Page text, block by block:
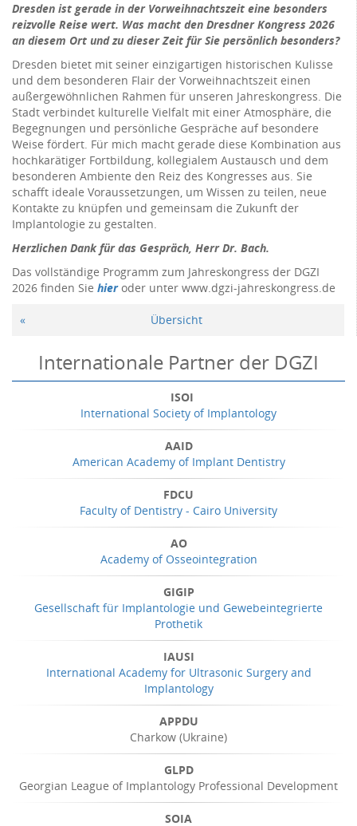
Dresden ist gerade in der Vorweihnachtszeit eine besonders
reizvolle Reise wert. Was macht den Dresdner Kongress 2026
an diesem Ort und zu dieser Zeit für Sie persönlich besonders?
Dresden bietet mit seiner einzigartigen historischen Kulisse
und dem besonderen Flair der Vorweihnachtszeit einen
außergewöhnlichen Rahmen für unseren Jahreskongress. Die
Stadt verbindet kulturelle Vielfalt mit einer Atmosphäre, die
Begegnungen und persönliche Gespräche auf besondere
Weise fördert. Für mich macht gerade diese Kombination aus
hochkarätiger Fortbildung, kollegialem Austausch und dem
besonderen Ambiente den Reiz des Kongresses aus. Sie
schafft ideale Voraussetzungen, um Wissen zu teilen, neue
Kontakte zu knüpfen und gemeinsam die Zukunft der
Implantologie zu gestalten.
Herzlichen Dank für das Gespräch, Herr Dr. Bach.
Das vollständige Programm zum Jahreskongress der DGZI
2026 finden Sie hieroder unter www.dgzi-jahreskongress.de
Übersicht
«
Internationale Partner der DGZI
ISOI
International Society of Implantology
AAID
American Academy of Implant Dentistry
FDCU
Faculty of Dentistry - Cairo University
AO
Academy of Osseointegration
GIGIP
Gesellschaft für Implantologie und Gewebeintegrierte
Prothetik
IAUSI
International Academy for Ultrasonic Surgery and
Implantology
APPDU
Charkow (Ukraine)
GLPD
Georgian League of Implantology Professional Development
SOIA